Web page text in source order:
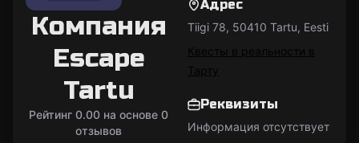
Компания
Escape
Tartu
Рейтинг 0.00 на основе 0
отзывов
Адрес
Tiigi 78, 50410 Tartu, Eesti
Квесты в реальности в
Тарту
Реквизиты
Информация отсутствует